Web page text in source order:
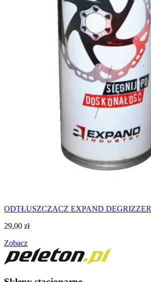
ODTŁUSZCZACZ EXPAND DEGRIZZER
29,00 zł
Zobacz